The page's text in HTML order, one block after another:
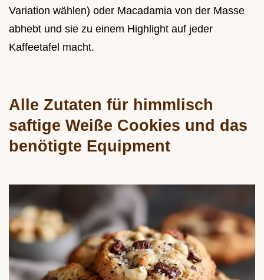
Variation wählen) oder Macadamia von der Masse
abhebt und sie zu einem Highlight auf jeder
Kaffeetafel macht.
Alle Zutaten für himmlisch
saftige Weiße Cookies und das
benötigte Equipment